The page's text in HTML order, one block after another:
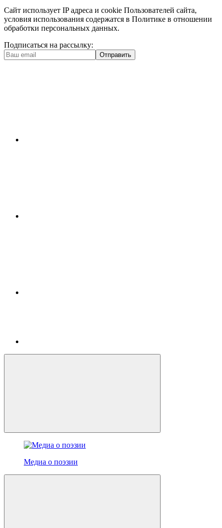
Сайт использует IP адреса и cookie Пользователей сайта,
условия использования содержатся в Политике в отношении
обработки персональных данных.
Подписаться на рассылку:
Отправить
Медиа о поэзии